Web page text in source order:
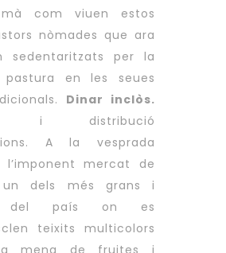
com viuen estos
nòmades que ara
sedentaritzats per la
en les seues
Dinar inclòs.
i distribució
A la vesprada
l’imponent mercat de
un dels més grans i
del país on es
teixits multicolors